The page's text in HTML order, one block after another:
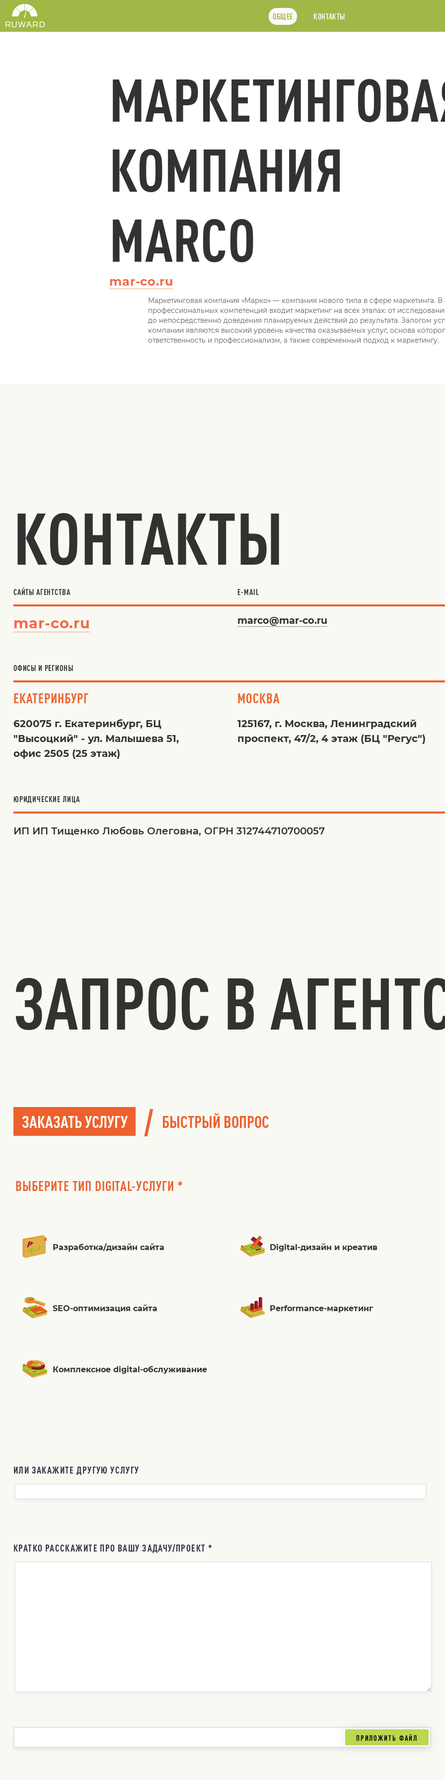
ОБЩЕЕ КОНТАКТЫ
КОМПАНИЯ
MARCO
mar-co.ru
Маркетинговая компания «Марко» — компания нового типа в сфере маркетинга. В
профессиональных компетенций входит маркетинг на всех этапах: от
до непосредственно доведения планируемых действий до результата. Залогом
компании являются высокий уровень качества оказываемых услуг, основа
ответственность и профессионализм, а также современный подход к маркетингу.
КОНТАКТЫ
САЙТЫ АГЕНТСТВА E-MAIL
mar-co.ru marco@mar-co.ru
ОФИСЫ И РЕГИОНЫ
ЕКАТЕРИНБУРГ
620075 г. Екатеринбург, БЦ
"Высоцкий" - ул. Малышева 51,
офис 2505 (25 этаж)
МОСКВА
125167, г. Москва, Ленинградский
проспект, 47/2, 4 этаж (БЦ "Регус")
ЮРИДИЧЕСКИЕ ЛИЦА
ИП ИП Тищенко Любовь Олеговна, ОГРН 312744710700057
ЗАПРОС В
ЗАКАЗАТЬ УСЛУГУ / БЫСТРЫЙ ВОПРОС
ВЫБЕРИТЕ ТИП DIGITAL-УСЛУГИ *
Разработка/дизайн сайта Digital-дизайн и креатив
SEO-оптимизация сайта Performance-маркетинг
Комплексное digital-обслуживание
ИЛИ ЗАКАЖИТЕ ДРУГУЮ УСЛУГУ
КРАТКО РАССКАЖИТЕ ПРО ВАШУ ЗАДАЧУ/ПРОЕКТ *